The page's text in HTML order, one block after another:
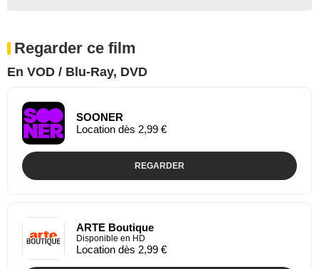
Regarder ce film
En VOD / Blu-Ray, DVD
SOONER
Location dès 2,99 €
REGARDER
ARTE Boutique
Disponible en HD
Location dès 2,99 €